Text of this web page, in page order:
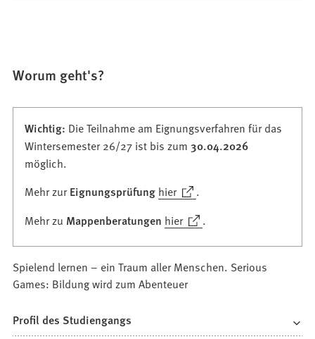
Worum geht's?
Wichtig: Die Teilnahme am Eignungsverfahren für das
Wintersemester 26/27 ist bis zum30.04.2026
möglich.
Mehr zurEignungsprüfung hier
(Öffnet
einem
.
Mehr zu Mappenberatungen hier
(Öffnet
neuen
Tab)
.
Spielend lernen – ein Traum aller Menschen. Serious
Games: Bildung wird zum Abenteuer
Profil des Studiengangs